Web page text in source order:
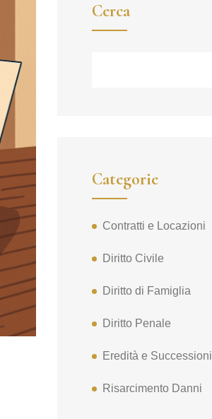
Cerca
Categorie
Contratti e Locazioni
Diritto Civile
Diritto di Famiglia
Diritto Penale
Eredità e Successioni
Risarcimento Danni